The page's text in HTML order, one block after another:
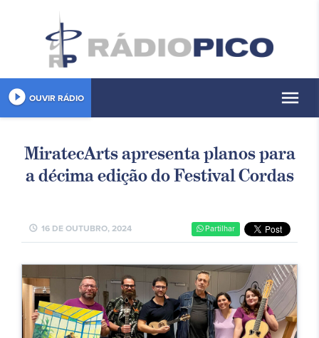
play_circle_filled OUVIR RÁDIO menu
MiratecArts apresenta planos para
a décima edição do Festival Cordas
schedule 16 DE OUTUBRO, 2024 Partilhar